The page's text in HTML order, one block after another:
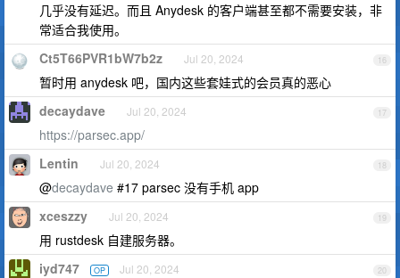
几乎没有延迟。而且 Anydesk 的客户端甚至都不需要安装，非
常适合我使用。
16
Ct5T66PVR1bW7b2z Jul 20, 2024
暂时用 anydesk 吧，国内这些套娃式的会员真的恶心
17
decaydave Jul 20, 2024
https://parsec.app/
18
Lentin Jul 20, 2024
@decaydave #17 parsec 没有手机 app
19
xceszzy Jul 20, 2024
用 rustdesk 自建服务器。
20
iyd747 OP Jul 20, 2024